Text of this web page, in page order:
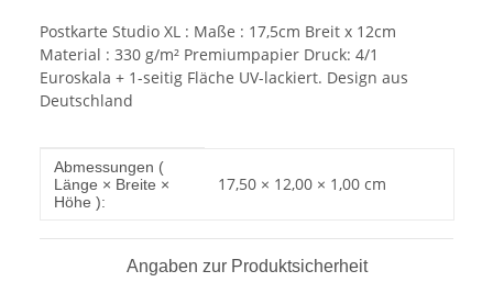
Postkarte Studio XL : Maße : 17,5cm Breit x 12cm
Material : 330 g/m² Premiumpapier Druck: 4/1
Euroskala + 1-seitig Fläche UV-lackiert. Design aus
Deutschland
Produkteigenschaft
Wert
Abmessungen (
Länge × Breite ×
Höhe ):
17,50 × 12,00 × 1,00 cm
Angaben zur Produktsicherheit